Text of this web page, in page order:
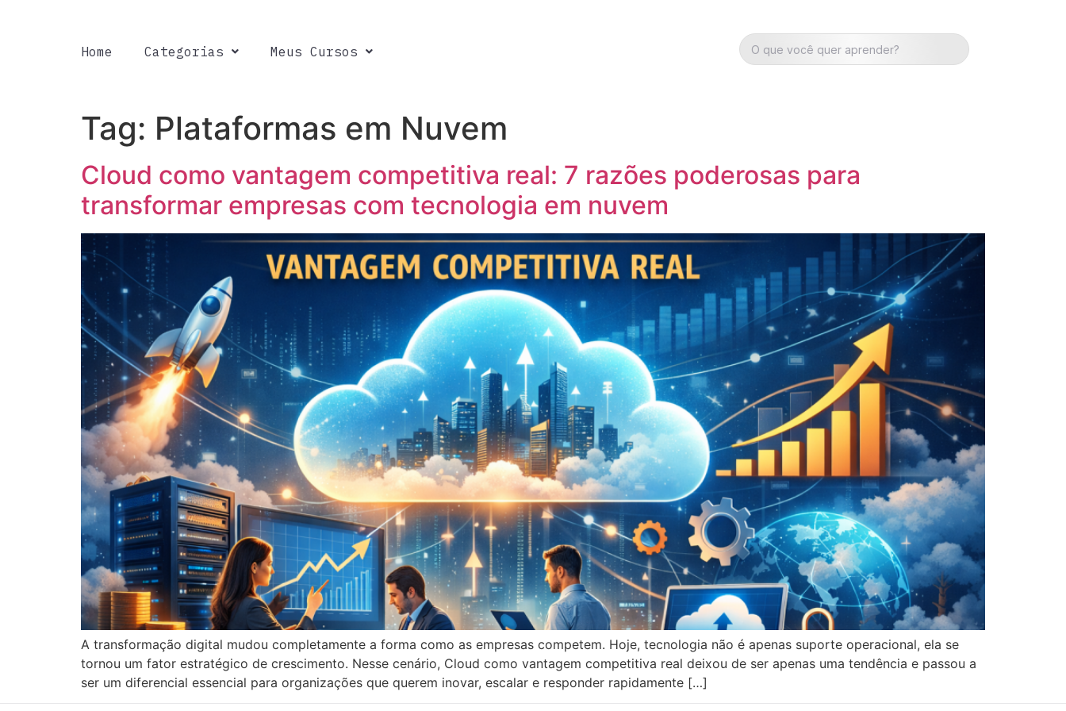
Home Categorias Meus Cursos
Tag: Plataformas em Nuvem
Cloud como vantagem competitiva real: 7 razões poderosas para
transformar empresas com tecnologia em nuvem
A transformação digital mudou completamente a forma como as empresas competem. Hoje, tecnologia não é apenas suporte operacional, ela se
tornou um fator estratégico de crescimento. Nesse cenário, Cloud como vantagem competitiva real deixou de ser apenas uma tendência e passou a
ser um diferencial essencial para organizações que querem inovar, escalar e responder rapidamente […]